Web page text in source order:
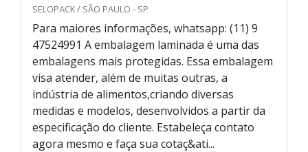
SELOPACK / SÃO PAULO - SP
Para maiores informações, whatsapp: (11) 9
47524991 A embalagem laminada é uma das
embalagens mais protegidas. Essa embalagem
visa atender, além de muitas outras, a
indústria de alimentos,criando diversas
medidas e modelos, desenvolvidos a partir da
especificação do cliente. Estabeleça contato
agora mesmo e faça sua cotaç&ati...